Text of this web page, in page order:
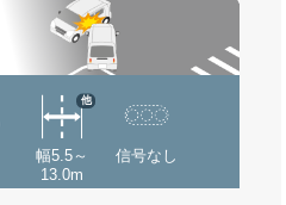
幅5.5～
13.0m
他
信号なし